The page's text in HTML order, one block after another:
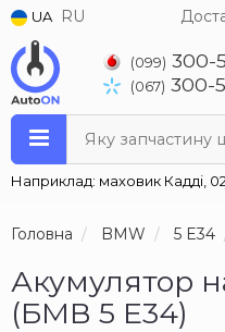
UA RU
(099) 300-
(067) 300-
Яку запчастину
Наприклад: маховик Кадді,
Головна BMW 5 E34
Акумулятор
(БМВ 5 Е34)